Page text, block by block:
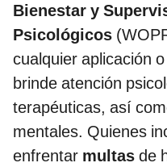
Bienestar y
Psicológicos
cualquier aplicación
brinde atención
terapéuticas, así
mentales. Quienes
enfrentar multas de